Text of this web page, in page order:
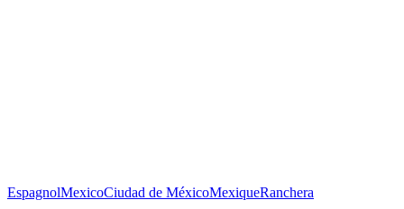
EspagnolMexicoCiudad de MéxicoMexiqueRanchera